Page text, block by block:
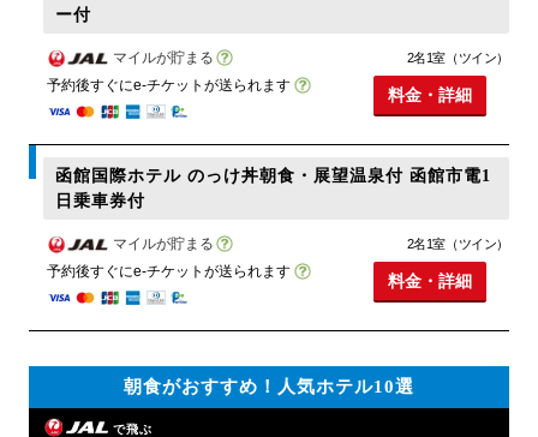
ー付
マイルが貯まる
予約後すぐにe-チケットが送られます
2名1室（ツイン）
料金・詳細
函館国際ホテル のっけ丼朝食・展望温泉付 函館市電1
日乗車券付
マイルが貯まる
予約後すぐにe-チケットが送られます
2名1室（ツイン）
料金・詳細
朝食がおすすめ！人気ホテル10選
で飛ぶ